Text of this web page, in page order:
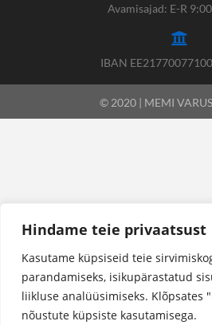
Hindame teie privaatsust
Kasutame küpsiseid teie
parandamiseks, isikupärastatud
liikluse analüüsimiseks. Klõpsates
nõustute küpsiste kasutamisega.
Avamisajad: E-R
IBAN
© 2020 | MEMI